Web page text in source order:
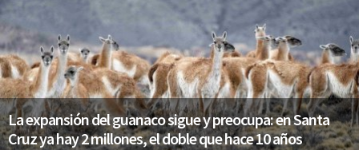
La expansión del guanaco sigue y preocupa: en Santa
Cruz ya hay 2 millones, el doble que hace 10 años